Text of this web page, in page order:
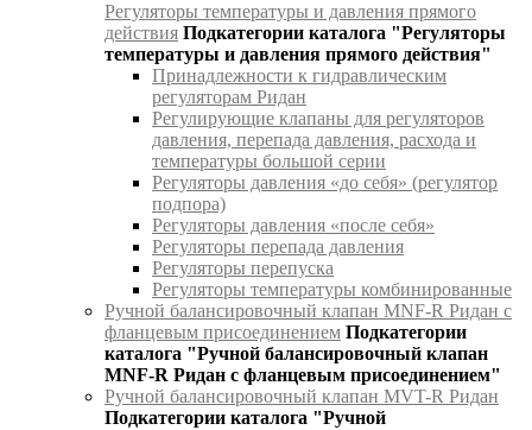
Регуляторы температуры и давления прямого
действия Подкатегории каталога "Регуляторы
температуры и давления прямого действия"
Принадлежности к гидравлическим
регуляторам Ридан
Регулирующие клапаны для регуляторов
давления, перепада давления, расхода и
температуры большой серии
Регуляторы давления «до себя» (регулятор
подпора)
Регуляторы давления «после себя»
Регуляторы перепада давления
Регуляторы перепуска
Регуляторы температуры комбинированные
Ручной балансировочный клапан MNF-R Ридан с
фланцевым присоединением Подкатегории
каталога "Ручной балансировочный клапан
MNF-R Ридан с фланцевым присоединением"
Ручной балансировочный клапан MVT-R Ридан
Подкатегории каталога "Ручной